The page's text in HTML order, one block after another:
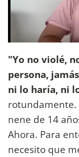
"Yo no violé,
persona,
ni lo haría, ni
rotundamente.
nene de 14
Ahora. Para
necesito que